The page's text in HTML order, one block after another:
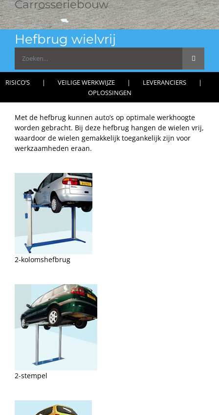
Carrosseriebouw
Hefbrug wielvrij
naar:
RISICO’S VEILIGE WERKWIJZE
LEVERANCIERS
OPLOSSINGEN
Met de hefbrug kunnen auto’s op optimale werkhoogte
worden gebracht. Bij deze hefbrug hangen de wielen vrij,
waardoor de wielen gemakkelijk toegankelijk zijn voor
werkzaamheden eraan.
2-kolomshefbrug
2-stempel